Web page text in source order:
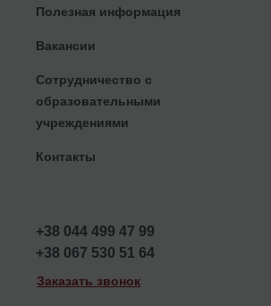
Полезная информация
Вакансии
Сотрудничество с
образовательными
учреждениями
Контакты
+38 044 499 47 99
+38 067 530 51 64
Заказать звонок